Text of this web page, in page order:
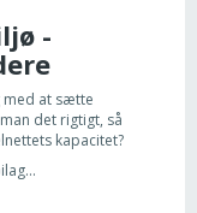
-
med at sætte
det rigtigt, så
kapacitet?